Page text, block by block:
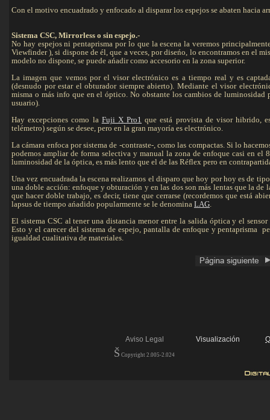
Con el motivo encuadrado y enfocado al disparar los espejos se abaten hacia
Sistema CSC, Mirrorless o sin espejo.-
No hay espejos ni pentaprisma por lo que la escena la veremos
Viewfinder ), si dispone de él, que a veces, por diseńo, lo encontramos en el
modelo no dispone, se puede ańadir como accesorio en la zona superior.
La imagen que vemos por el visor electrónico es a tiempo real y es
(desnudo por estar el obturador siempre abierto). Mediante el visor
misma o más info que en el óptico. No obstante los cambios de
usuario).
Hay excepciones como la Fuji X Pro1 que está provista de visor hibrido,
telémetro) según se desee, pero en la gran mayoría es electrónico.
La cámara enfoca por sistema de -contraste-, como las compactas. Si lo
podemos ampliar de forma selectiva y manual la zona de enfoque casi en el
luminosidad de la óptica, es más lento que el de las Réflex pero en
Una vez encuadrada la escena realizamos el disparo que hoy por hoy es de
una doble acción: enfoque y obturación y en las dos son más lentas que la
que hacer doble trabajo, es decir, tiene que cerrarse (recordemos que está
lapsus de tiempo ańadido popularmente se le denomina LAG.
El sistema CSC al tener una distancia menor entre la salida óptica y el
Esto y el carecer del sistema de espejo, pantalla de enfoque y pentaprisma
igualdad cualitativa de materiales.